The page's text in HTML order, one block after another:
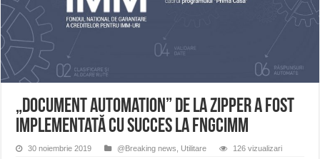
ANUNŢ OPRIRE APĂ în CARANSEBEȘ – 04.08.2026 – avarie – Calea
ANUNŢ OPRIRE APĂ în CARANSEBEȘ avarie
„Document Automation” de la Zipper a fost
implementată cu succes la FNGCIMM
30 noiembrie 2019 @Breaking news Utilitare 126 vizualizari